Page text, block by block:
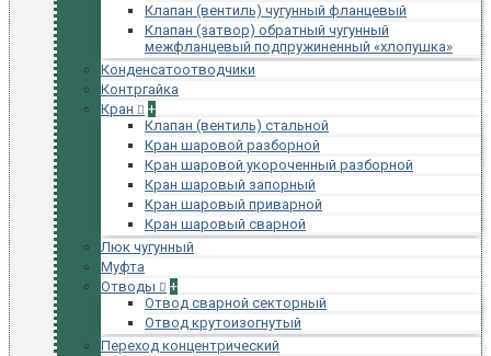
Клапан (вентиль) чугунный фланцевый
Клапан (затвор) обратный чугунный
межфланцевый подпружиненный «хлопушка»
Конденсатоотводчики
Контргайка
Кран
+
Клапан (вентиль) стальной
Кран шаровой разборной
Кран шаровой укороченный разборной
Кран шаровый запорный
Кран шаровый приварной
Кран шаровый сварной
Люк чугунный
Муфта
Отводы
+
Отвод сварной секторный
Отвод крутоизогнутый
Переход концентрический